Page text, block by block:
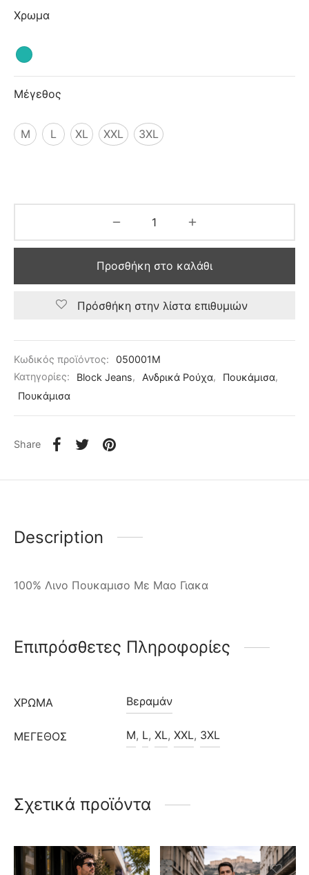
Χρωμα
Μέγεθος
M L XL XXL 3XL
Προσθήκη στο καλάθι
Πρόσθήκη στην λίστα επιθυμιών
Κωδικός προϊόντος:
050001M
Κατηγορίες:
Block Jeans, Ανδρικά Ρούχα, Πουκάμισα,
Πουκάμισα
Share
Description
100% Λινο Πουκαμισο Με Μαο Γιακα
Επιπρόσθετες Πληροφορίες
ΧΡΩΜΑ Βεραμάν
ΜΈΓΕΘΟΣ M, L, XL, XXL, 3XL
Σχετικά προϊόντα